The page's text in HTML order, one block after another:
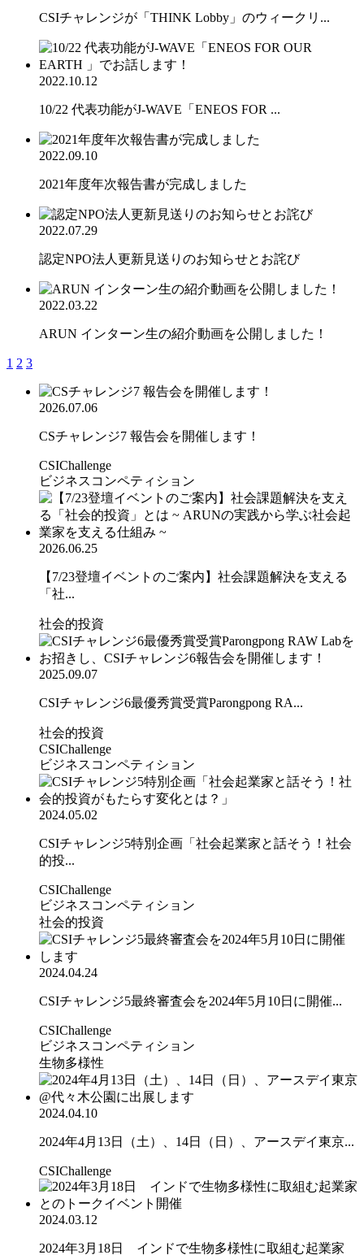
CSIチャレンジが「THINK Lobby」のウィークリ...
2022.10.12
10/22 代表功能がJ-WAVE「ENEOS FOR ...
2022.09.10
2021年度年次報告書が完成しました
2022.07.29
認定NPO法人更新見送りのお知らせとお詫び
2022.03.22
ARUN インターン生の紹介動画を公開しました！
1 2 3
2026.07.06
CSチャレンジ7 報告会を開催します！
CSIChallenge
ビジネスコンペティション
2026.06.25
【7/23登壇イベントのご案内】社会課題解決を支える
「社...
社会的投資
2025.09.07
CSIチャレンジ6最優秀賞受賞Parongpong RA...
社会的投資
CSIChallenge
ビジネスコンペティション
2024.05.02
CSIチャレンジ5特別企画「社会起業家と話そう！社会
的投...
CSIChallenge
ビジネスコンペティション
社会的投資
2024.04.24
CSIチャレンジ5最終審査会を2024年5月10日に開催...
CSIChallenge
ビジネスコンペティション
生物多様性
2024.04.10
2024年4月13日（土）、14日（日）、アースデイ東京...
CSIChallenge
2024.03.12
2024年3月18日 インドで生物多様性に取組む起業家